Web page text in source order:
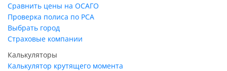
Сравнить цены на ОСАГО
Проверка полиса по РСА
Выбрать город
Страховые компании
Калькуляторы
Калькулятор крутящего момента